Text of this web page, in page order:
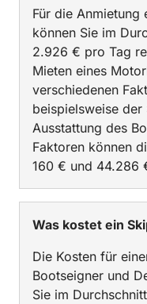
Für die Anmietung
können Sie im
2.926 € pro Tag
Mieten eines
verschiedenen
beispielsweise der
Ausstattung des
Faktoren können
160 € und 44.286
Was kostet ein
Die Kosten für
Bootseigner und
Sie im